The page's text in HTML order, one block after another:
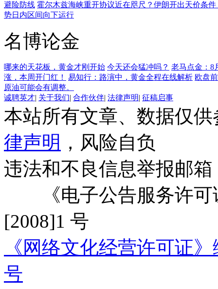
避险防线 霍尔木兹海峡重开协议近在咫尺？伊朗开出天价条
势日内区间向下运行
名博论金
哪来的天花板，黄金才刚开始 今天还会猛冲吗？ 老马点金：8
涨，本周开门红！
易知行：路演中，黄金全程在线解析 欧盘
原油可能会有调整。
诚聘英才| 关于我们| 合作伙伴| 法律声明| 征稿启事
本站所有文章、数据仅
律声明 ，风险自负
违法和不良信息举报邮箱
《电子公告服务许可
[2008]1 号
《网络文化经营许可证
号